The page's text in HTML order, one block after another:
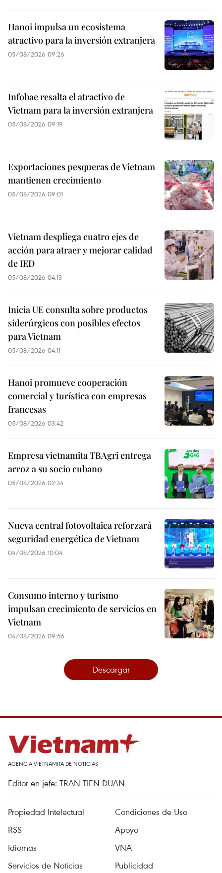
Hanoi impulsa un ecosistema
atractivo para la inversión extranjera
05/08/2026 09:26
Infobae resalta el atractivo de
Vietnam para la inversión extranjera
05/08/2026 09:19
Exportaciones pesqueras de Vietnam
mantienen crecimiento
05/08/2026 09:01
Vietnam despliega cuatro ejes de
acción para atraer y mejorar calidad
de IED
05/08/2026 04:13
Inicia UE consulta sobre productos
siderúrgicos con posibles efectos
para Vietnam
05/08/2026 04:11
Hanoi promueve cooperación
comercial y turística con empresas
francesas
05/08/2026 03:42
Empresa vietnamita TBAgri entrega
arroz a su socio cubano
05/08/2026 02:34
Nueva central fotovoltaica reforzará
seguridad energética de Vietnam
04/08/2026 10:04
Consumo interno y turismo
impulsan crecimiento de servicios en
Vietnam
04/08/2026 09:56
Descargar
AGENCIA VIETNAMITA DE NOTICIAS
Editor en jefe: TRAN TIEN DUAN
Propiedad Intelectual
Condiciones de Uso
RSS
Apoyo
Idiomas
VNA
Servicios de Noticias
Publicidad